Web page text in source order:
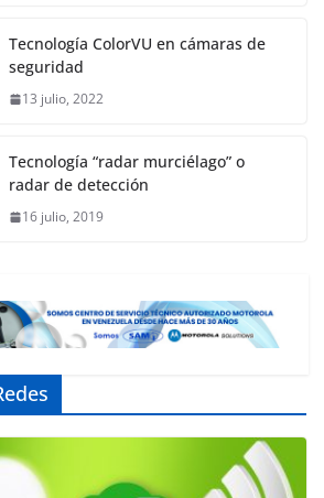
Tecnología ColorVU en cámaras de
seguridad
13 julio, 2022
Tecnología “radar murciélago” o
radar de detección
16 julio, 2019